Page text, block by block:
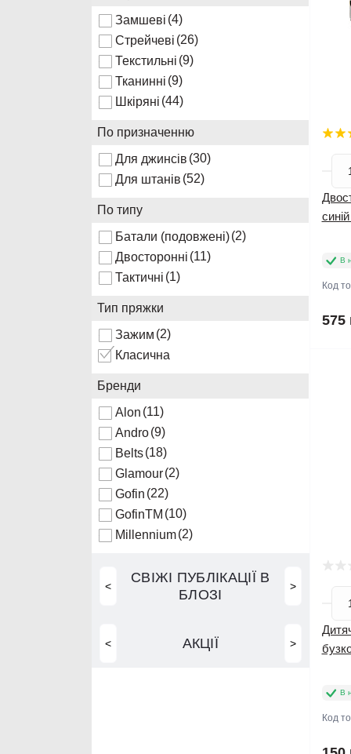
Замшеві (4)
Стрейчеві (26)
Текстильні (9)
Тканинні (9)
Шкіряні (44)
По призначенню
Для джинсів (30)
Для штанів (52)
По типу
Батали (подовжені)(2)
Двосторонні (11)
Тактичні (1)
Тип пряжки
Зажим (2)
Класична
Бренди
Alon (11)
Andro(9)
Belts(18)
Glamour(2)
Gofin (22)
GofinTM (10)
Millennium(2)
СВІЖІ ПУБЛІКАЦІЇ В
БЛОЗІ
< >
АКЦІЇ
< >
В
Код
575
В
Код